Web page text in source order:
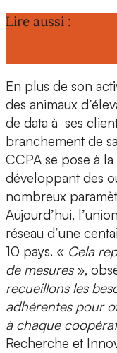
Lire aussi :
En plus de son
des animaux
de data à ses
branchement de
CCPA se pose à
développant des
nombreux
Aujourd’hui,
réseau d’une
10 pays. « Cela
de mesures»,
recueillons les
adhérentes pour
à chaque
Recherche et